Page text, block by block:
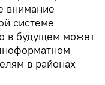
внимание
системе
в будущем может
в районах